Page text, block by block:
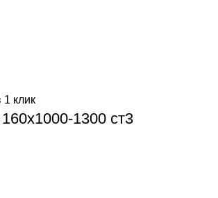
1 клик
1300 ст3